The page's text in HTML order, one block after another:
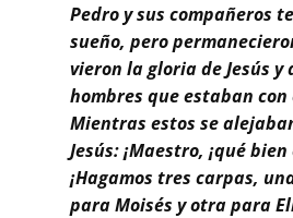
Pedro y sus compañeros
sueño, pero
vieron la gloria de Jesús y
hombres que estaban con
Mientras estos se
Jesús: ¡Maestro, ¡qué
¡Hagamos tres carpas,
para Moisés y otra para